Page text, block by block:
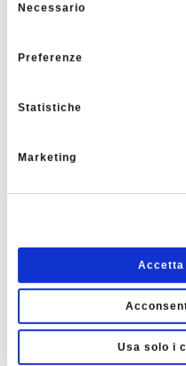
delNecessario
Preferenze
Statistiche
Marketing
Usa solo i
Filtro a graniglia -